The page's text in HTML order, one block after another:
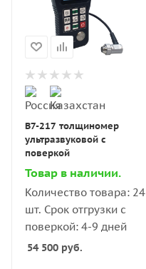
В7-217 толщиномер
ультразвуковой с
поверкой
Товар в наличии.
Количество товара: 24
шт. Срок отгрузки с
поверкой: 4-9 дней
54 500 руб.